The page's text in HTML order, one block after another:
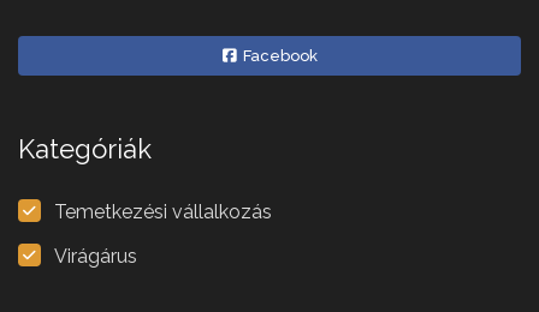
Facebook
Kategóriák
Temetkezési vállalkozás
Virágárus